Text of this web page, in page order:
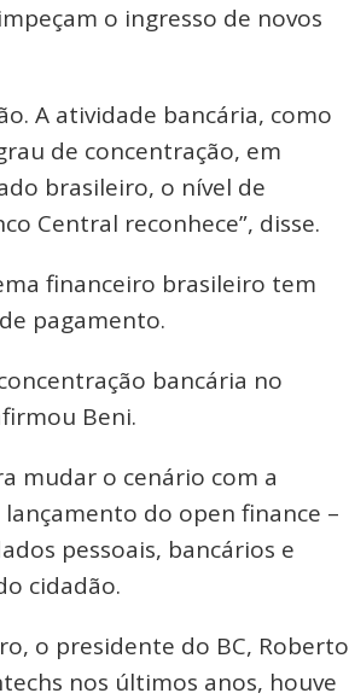
o ingresso de novos
A atividade bancária, como
de concentração, em
brasileiro, o nível de
Central reconhece”, disse.
financeiro brasileiro tem
pagamento.
bancária no
Beni.
mudar o cenário com a
do open finance –
pessoais, bancários e
cidadão.
o presidente do BC, Roberto
nos últimos anos, houve